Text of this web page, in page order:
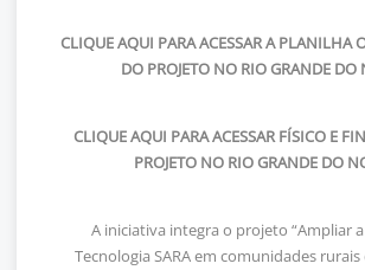
CLIQUE AQUI PARA ACESSAR A PLANILHA
DO PROJETO NO RIO GRANDE DO
CLIQUE AQUI PARA ACESSAR FÍSICO E
PROJETO NO RIO GRANDE DO
A iniciativa integra o projeto “Ampliar
Tecnologia SARA em comunidades